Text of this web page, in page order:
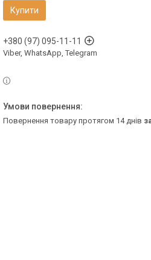
Купити
+380 (97) 095-11-11
Viber, WhatsApp, Telegram
повернення товару протягом 14 днів